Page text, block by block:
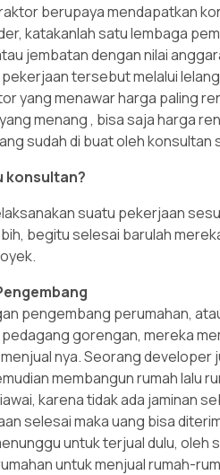
berupaya mendapatkan
katakanlah satu lembaga
jembatan dengan nilai
tersebut melalui
yang menawar harga paling
menang , bisa saja harga
sudah di buat oleh konsultan
konsultan?
suatu pekerjaan
begitu selesai barulah
pengembang perumahan,
gorengan, mereka
nya. Seorang developer
membangun rumah lalu
karena tidak ada jaminan
selesai maka uang bisa
untuk terjual dulu,
untuk menjual rumah-